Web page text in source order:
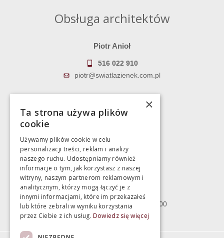
Obsługa architektów
Piotr Anioł
516 022 910
piotr@swiatlazienek.com.pl
783 043 083
Magazyn
Bartycka 24/26 Hala 100
00-716 Warszawa
poniedziałek - piątek 10:00 - 18:00
sobota 10:00 - 15:00
×
Ta strona używa plików
cookie
Używamy plików cookie w celu
personalizacji treści, reklam i analizy
naszego ruchu. Udostępniamy również
informacje o tym, jak korzystasz z naszej
witryny, naszym partnerom reklamowym i
analitycznym, którzy mogą łączyć je z
innymi informacjami, które im przekazałeś
lub które zebrali w wyniku korzystania
przez Ciebie z ich usług. Dowiedz się więcej